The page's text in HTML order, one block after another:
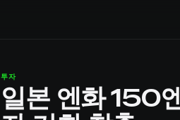
투자
일본 엔화 150